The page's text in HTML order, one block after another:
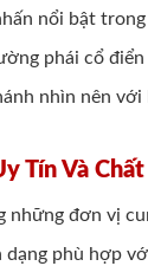
nổi bật
phái cổ
nhìn nên
Tín Và
những đơn vị
phù hợp